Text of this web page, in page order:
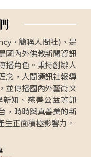
，簡稱人間社)，是
國內外佛教新聞資訊
播角色。秉持創辦人
念，人間通訊社報導
並傳播國內外藝術文
知、慈善公益等訊
，時時與真善美的新
正面積極影響力。